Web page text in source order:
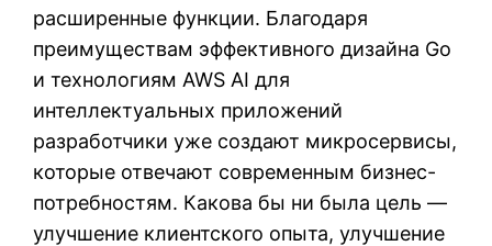
расширенные функции. Благодаря
преимуществам эффективного дизайна Go
и технологиям AWS AI для
интеллектуальных приложений
разработчики уже создают микросервисы,
которые отвечают современным бизнес-
потребностям. Какова бы ни была цель —
улучшение клиентского опыта, улучшение